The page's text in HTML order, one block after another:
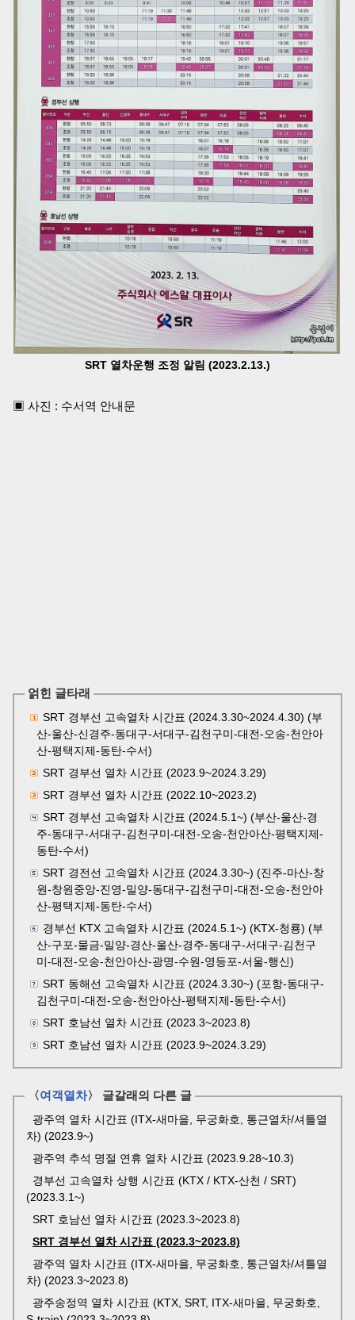
SRT 열차운행 조정 알림 (2023.2.13.)
▣ 사진 : 수서역 안내문
얽힌 글타래
SRT 경부선 고속열차 시간표 (2024.3.30~2024.4.30) (부
산-울산-신경주-동대구-서대구-김천구미-대전-오송-천안아
산-평택지제-동탄-수서)
SRT 경부선 열차 시간표 (2023.9~2024.3.29)
SRT 경부선 열차 시간표 (2022.10~2023.2)
SRT 경부선 고속열차 시간표 (2024.5.1~) (부산-울산-경
주-동대구-서대구-김천구미-대전-오송-천안아산-평택지제-
동탄-수서)
SRT 경전선 고속열차 시간표 (2024.3.30~) (진주-마산-창
원-창원중앙-진영-밀양-동대구-김천구미-대전-오송-천안아
산-평택지제-동탄-수서)
경부선 KTX 고속열차 시간표 (2024.5.1~) (KTX-청룡) (부
산-구포-물금-밀양-경산-울산-경주-동대구-서대구-김천구
미-대전-오송-천안아산-광명-수원-영등포-서울-행신)
SRT 동해선 고속열차 시간표 (2024.3.30~) (포항-동대구-
김천구미-대전-오송-천안아산-평택지제-동탄-수서)
SRT 호남선 열차 시간표 (2023.3~2023.8)
SRT 호남선 열차 시간표 (2023.9~2024.3.29)
〈여객열차〉 글갈래의 다른 글
광주역 열차 시간표 (ITX-새마을, 무궁화호, 통근열차/셔틀열
차) (2023.9~)
광주역 추석 명절 연휴 열차 시간표 (2023.9.28~10.3)
경부선 고속열차 상행 시간표 (KTX / KTX-산천 / SRT)
(2023.3.1~)
SRT 호남선 열차 시간표 (2023.3~2023.8)
SRT 경부선 열차 시간표 (2023.3~2023.8)
광주역 열차 시간표 (ITX-새마을, 무궁화호, 통근열차/셔틀열
차) (2023.3~2023.8)
광주송정역 열차 시간표 (KTX, SRT, ITX-새마을, 무궁화호,